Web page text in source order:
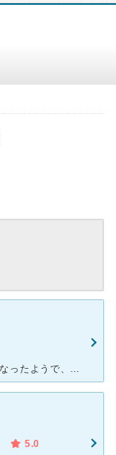
小児科なら「つださん」 私も小さい頃お世話になったようで、息子が初めて熱を出し母に相談した時 つださん行ったら？ と言われそれからお世話になっております。 病院の方は皆さん優しく気さくな方も多いで
5.0